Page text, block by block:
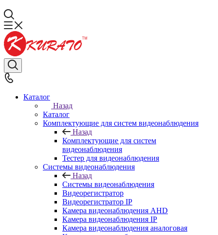
Каталог
Назад
Каталог
Комплектующие для систем видеонаблюдения
Назад
Комплектующие для систем
видеонаблюдения
Тестер для видеонаблюдения
Системы видеонаблюдения
Назад
Системы видеонаблюдения
Видеорегистратор
Видеорегистратор IP
Камера видеонаблюдения AHD
Камера видеонаблюдения IP
Камера видеонаблюдения аналоговая